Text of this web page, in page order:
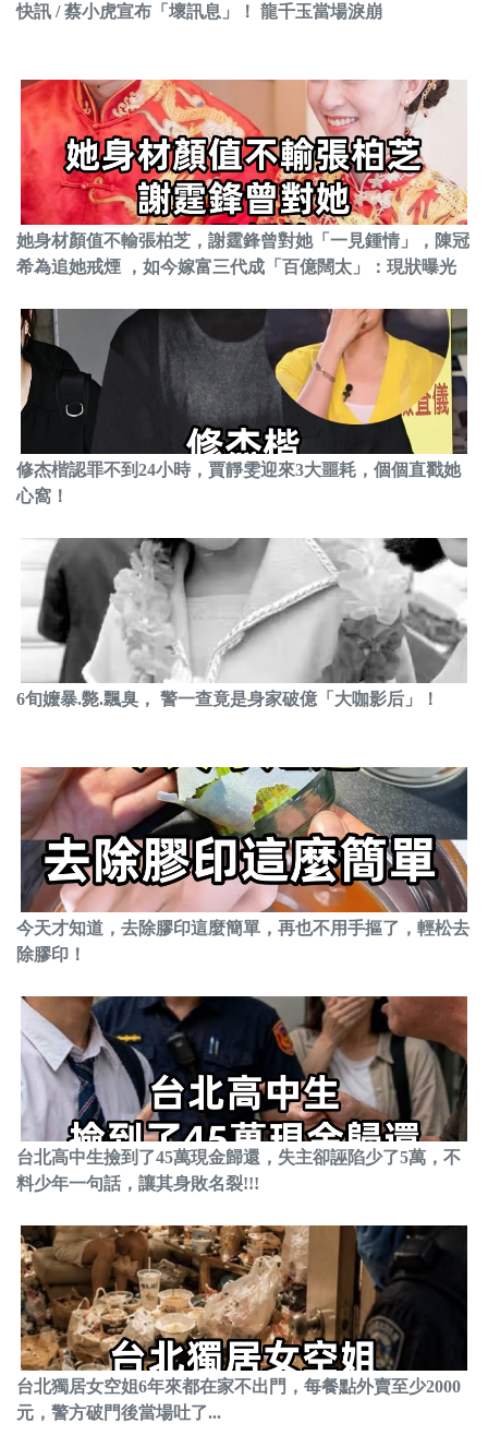
快訊 / 蔡小虎宣布「壞訊息」！ 龍千玉當場淚崩
她身材顏值不輸張柏芝，謝霆鋒曾對她「一見鍾情」，陳冠
希為追她戒煙 ，如今嫁富三代成「百億闊太」：現狀曝光
修杰楷認罪不到24小時，賈靜雯迎來3大噩耗，個個直戳她
心窩！
6旬嬤暴.斃.飄臭， 警一查竟是身家破億「大咖影后」！
今天才知道，去除膠印這麼簡單，再也不用手摳了，輕松去
除膠印！
台北高中生撿到了45萬現金歸還，失主卻誣陷少了5萬，不
料少年一句話，讓其身敗名裂!!!
台北獨居女空姐6年來都在家不出門，每餐點外賣至少2000
元，警方破門後當場吐了...